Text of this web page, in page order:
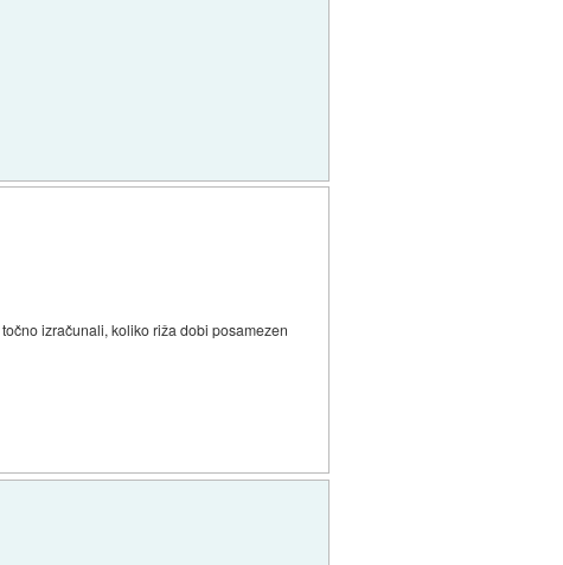
izračunali, koliko riža dobi posamezen